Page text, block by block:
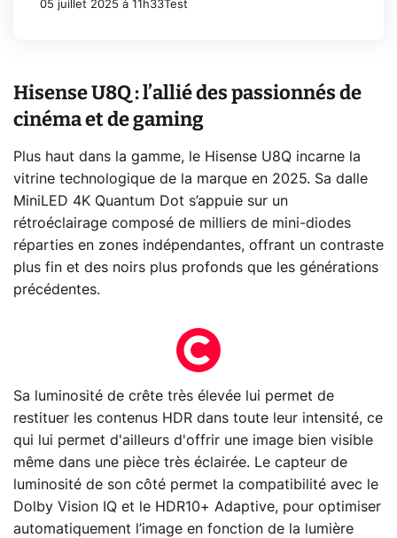
05 juillet 2025 à 11h33Test
Hisense U8Q : l’allié des passionnés de
cinéma et de gaming
Plus haut dans la gamme, le Hisense U8Q incarne la
vitrine technologique de la marque en 2025. Sa dalle
MiniLED 4K Quantum Dot s’appuie sur un
rétroéclairage composé de milliers de mini-diodes
réparties en zones indépendantes, offrant un contraste
plus fin et des noirs plus profonds que les générations
précédentes.
Sa luminosité de crête très élevée lui permet de
restituer les contenus HDR dans toute leur intensité, ce
qui lui permet d'ailleurs d'offrir une image bien visible
même dans une pièce très éclairée. Le capteur de
luminosité de son côté permet la compatibilité avec le
Dolby Vision IQ et le HDR10+ Adaptive, pour optimiser
automatiquement l’image en fonction de la lumière